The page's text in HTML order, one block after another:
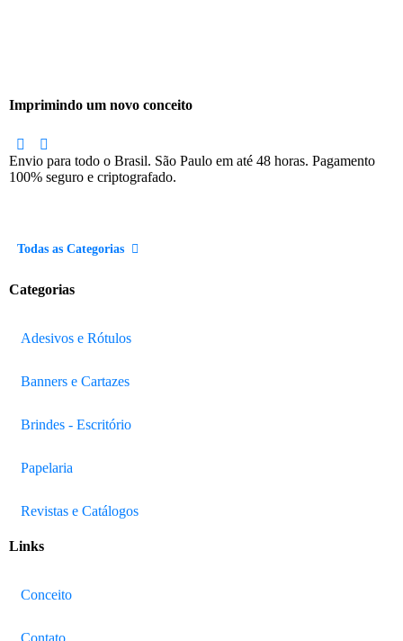
Imprimindo um novo conceito
Envio para todo o Brasil. São Paulo em até 48 horas. Pagamento
100% seguro e criptografado.
Todas as Categorias
Categorias
Adesivos e Rótulos
Banners e Cartazes
Brindes - Escritório
Papelaria
Revistas e Catálogos
Links
Conceito